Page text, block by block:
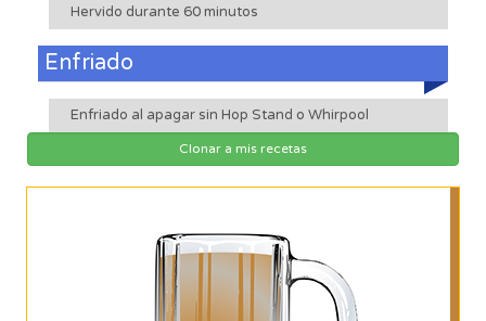
Hervido durante 60 minutos
Enfriado
Enfriado al apagar sin Hop Stand o Whirpool
Clonar a mis recetas